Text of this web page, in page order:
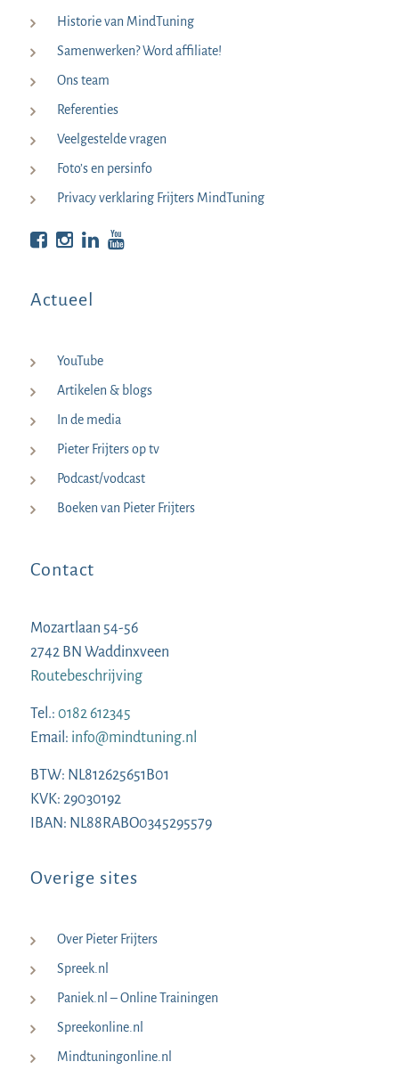
Historie van MindTuning
Samenwerken? Word affiliate!
Ons team
Referenties
Veelgestelde vragen
Foto’s en persinfo
Privacy verklaring Frijters MindTuning
Bekijk op Facebook
Bekijk op Instagram
Bekijk op LinkedIn
Actueel
YouTube
Artikelen & blogs
In de media
Pieter Frijters op tv
Podcast/vodcast
Boeken van Pieter Frijters
Contact
Mozartlaan 54-56
2742 BN Waddinxveen
Routebeschrijving
Tel.: 0182 612345
Email: info@mindtuning.nl
BTW: NL812625651B01
KVK: 29030192
IBAN: NL88RABO0345295579
Overige sites
Over Pieter Frijters
Spreek.nl
Paniek.nl – Online Trainingen
Spreekonline.nl
Mindtuningonline.nl